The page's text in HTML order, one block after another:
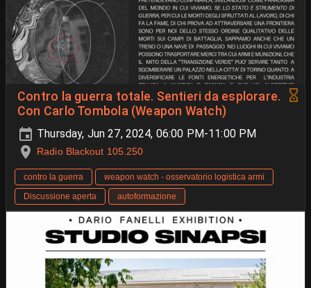
Contro la guerra totale. Sentieri da esplorare.
Con Carlo Tombola (Weapon Watch)
Thursday, Jun 27, 2024, 06:00 PM-11:00 PM
Radio Blackout 105.250
contro la guerra
weapon watch - osservatorio logistica armi
Discussione aperta
autoformazione